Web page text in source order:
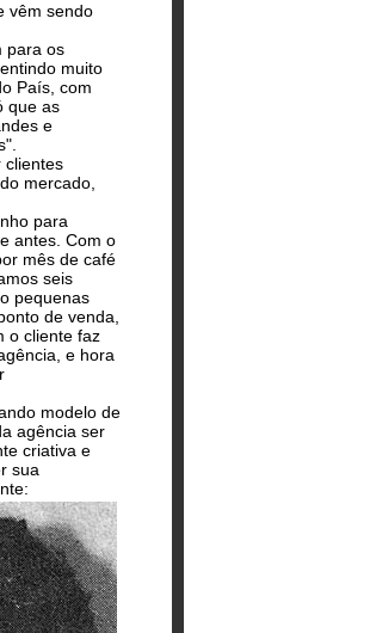
vêm sendo
para os
muito
País, com
que as
e
clientes
mercado,
para
antes. Com o
mês de café
seis
pequenas
de venda,
o cliente faz
e hora
modelo de
agência ser
criativa e
sua